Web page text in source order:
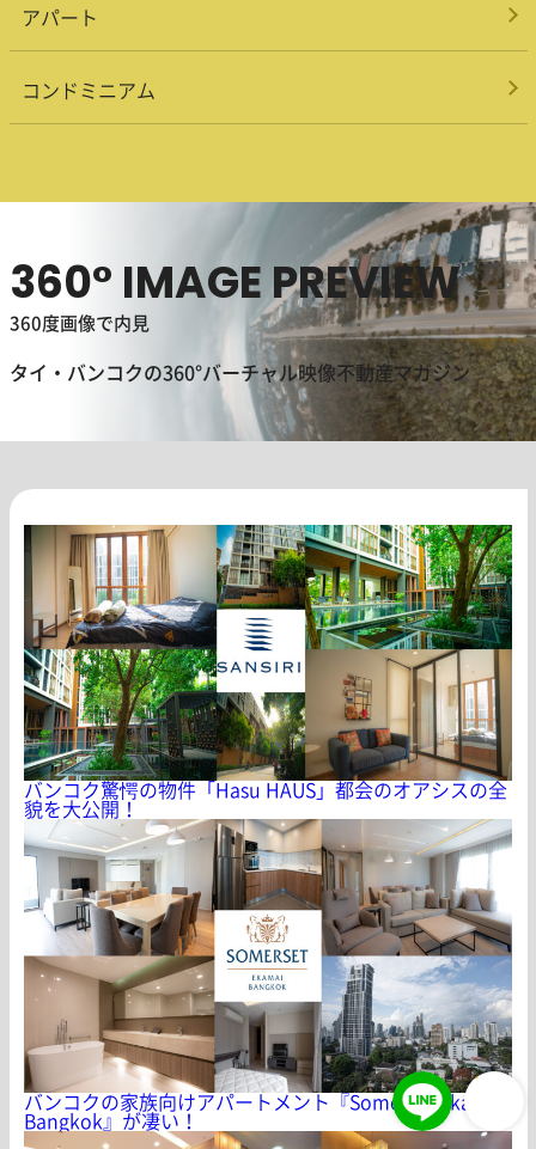
アパート
コンドミニアム
360° IMAGE PREVIEW
360度画像で内見
タイ・バンコクの360°バーチャル映像不動産マガジン
バンコク驚愕の物件「Hasu HAUS」都会のオアシスの全
貌を大公開！
バンコクの家族向けアパートメント『Somerset Ekamai
Bangkok』が凄い！